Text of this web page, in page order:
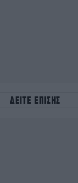
ΔΕΙΤΕ ΕΠΙΣΗΣ